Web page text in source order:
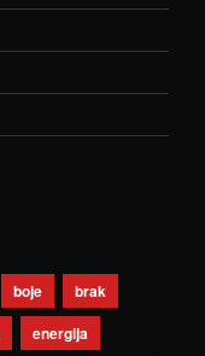
boje
brak
energija